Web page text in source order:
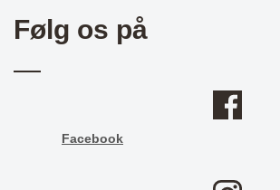
Følg os på
Facebook